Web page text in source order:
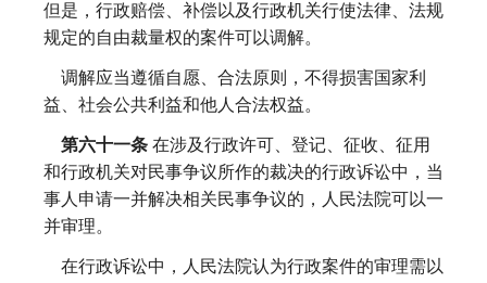
但是，行政赔偿、补偿以及行政机关行使法律、法规
规定的自由裁量权的案件可以调解。
调解应当遵循自愿、合法原则，不得损害国家利
益、社会公共利益和他人合法权益。
第六十一条 在涉及行政许可、登记、征收、征用
和行政机关对民事争议所作的裁决的行政诉讼中，当
事人申请一并解决相关民事争议的，人民法院可以一
并审理。
在行政诉讼中，人民法院认为行政案件的审理需以